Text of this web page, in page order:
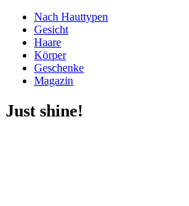
Nach Hauttypen
Gesicht
Haare
Körper
Geschenke
Magazin
Just shine!